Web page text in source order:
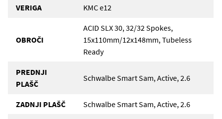
VERIGA KMC e12
OBROČI
ACID SLX 30, 32/32 Spokes,
15x110mm/12x148mm, Tubeless
Ready
PREDNJI
PLAŠČ
Schwalbe Smart Sam, Active, 2.6
ZADNJI PLAŠČ Schwalbe Smart Sam, Active, 2.6